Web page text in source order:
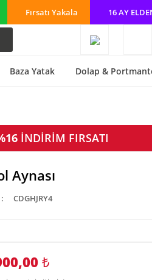
Fırsatı Yakala 16 AY
Baza Yatak Dolap &
İNDİRİM FIRSATI
Aynası
CDGHJRY4
₺